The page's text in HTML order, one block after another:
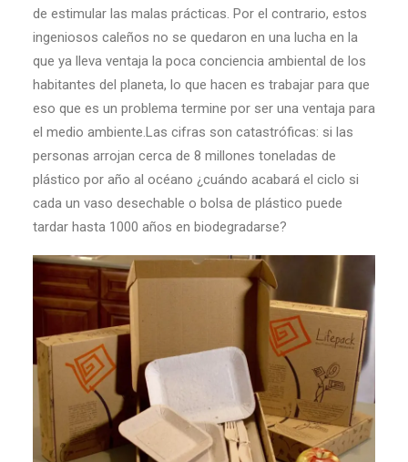
de estimular las malas prácticas. Por el contrario, estos
ingeniosos caleños no se quedaron en una lucha en la
que ya lleva ventaja la poca conciencia ambiental de los
habitantes del planeta, lo que hacen es trabajar para que
eso que es un problema termine por ser una ventaja para
el medio ambiente.Las cifras son catastróficas: si las
personas arrojan cerca de 8 millones toneladas de
plástico por año al océano ¿cuándo acabará el ciclo si
cada un vaso desechable o bolsa de plástico puede
tardar hasta 1000 años en biodegradarse?